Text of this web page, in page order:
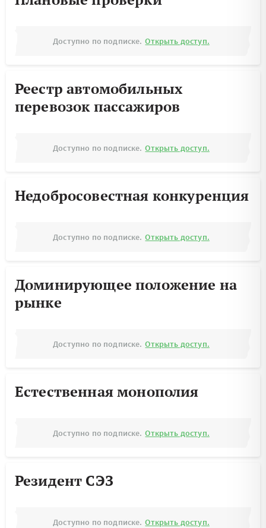
Доступно по подписке. Открыть доступ.
Реестр автомобильных
перевозок пассажиров
Доступно по подписке. Открыть доступ.
Недобросовестная конкуренция
Доступно по подписке. Открыть доступ.
Доминирующее положение на
рынке
Доступно по подписке. Открыть доступ.
Естественная монополия
Доступно по подписке. Открыть доступ.
Резидент СЭЗ
Доступно по подписке. Открыть доступ.